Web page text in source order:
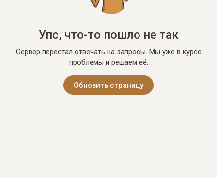
Упс, что-то пошло не так
Сервер перестал отвечать на запросы. Мы уже в курсе
проблемы и решаем её.
Обновить страницу